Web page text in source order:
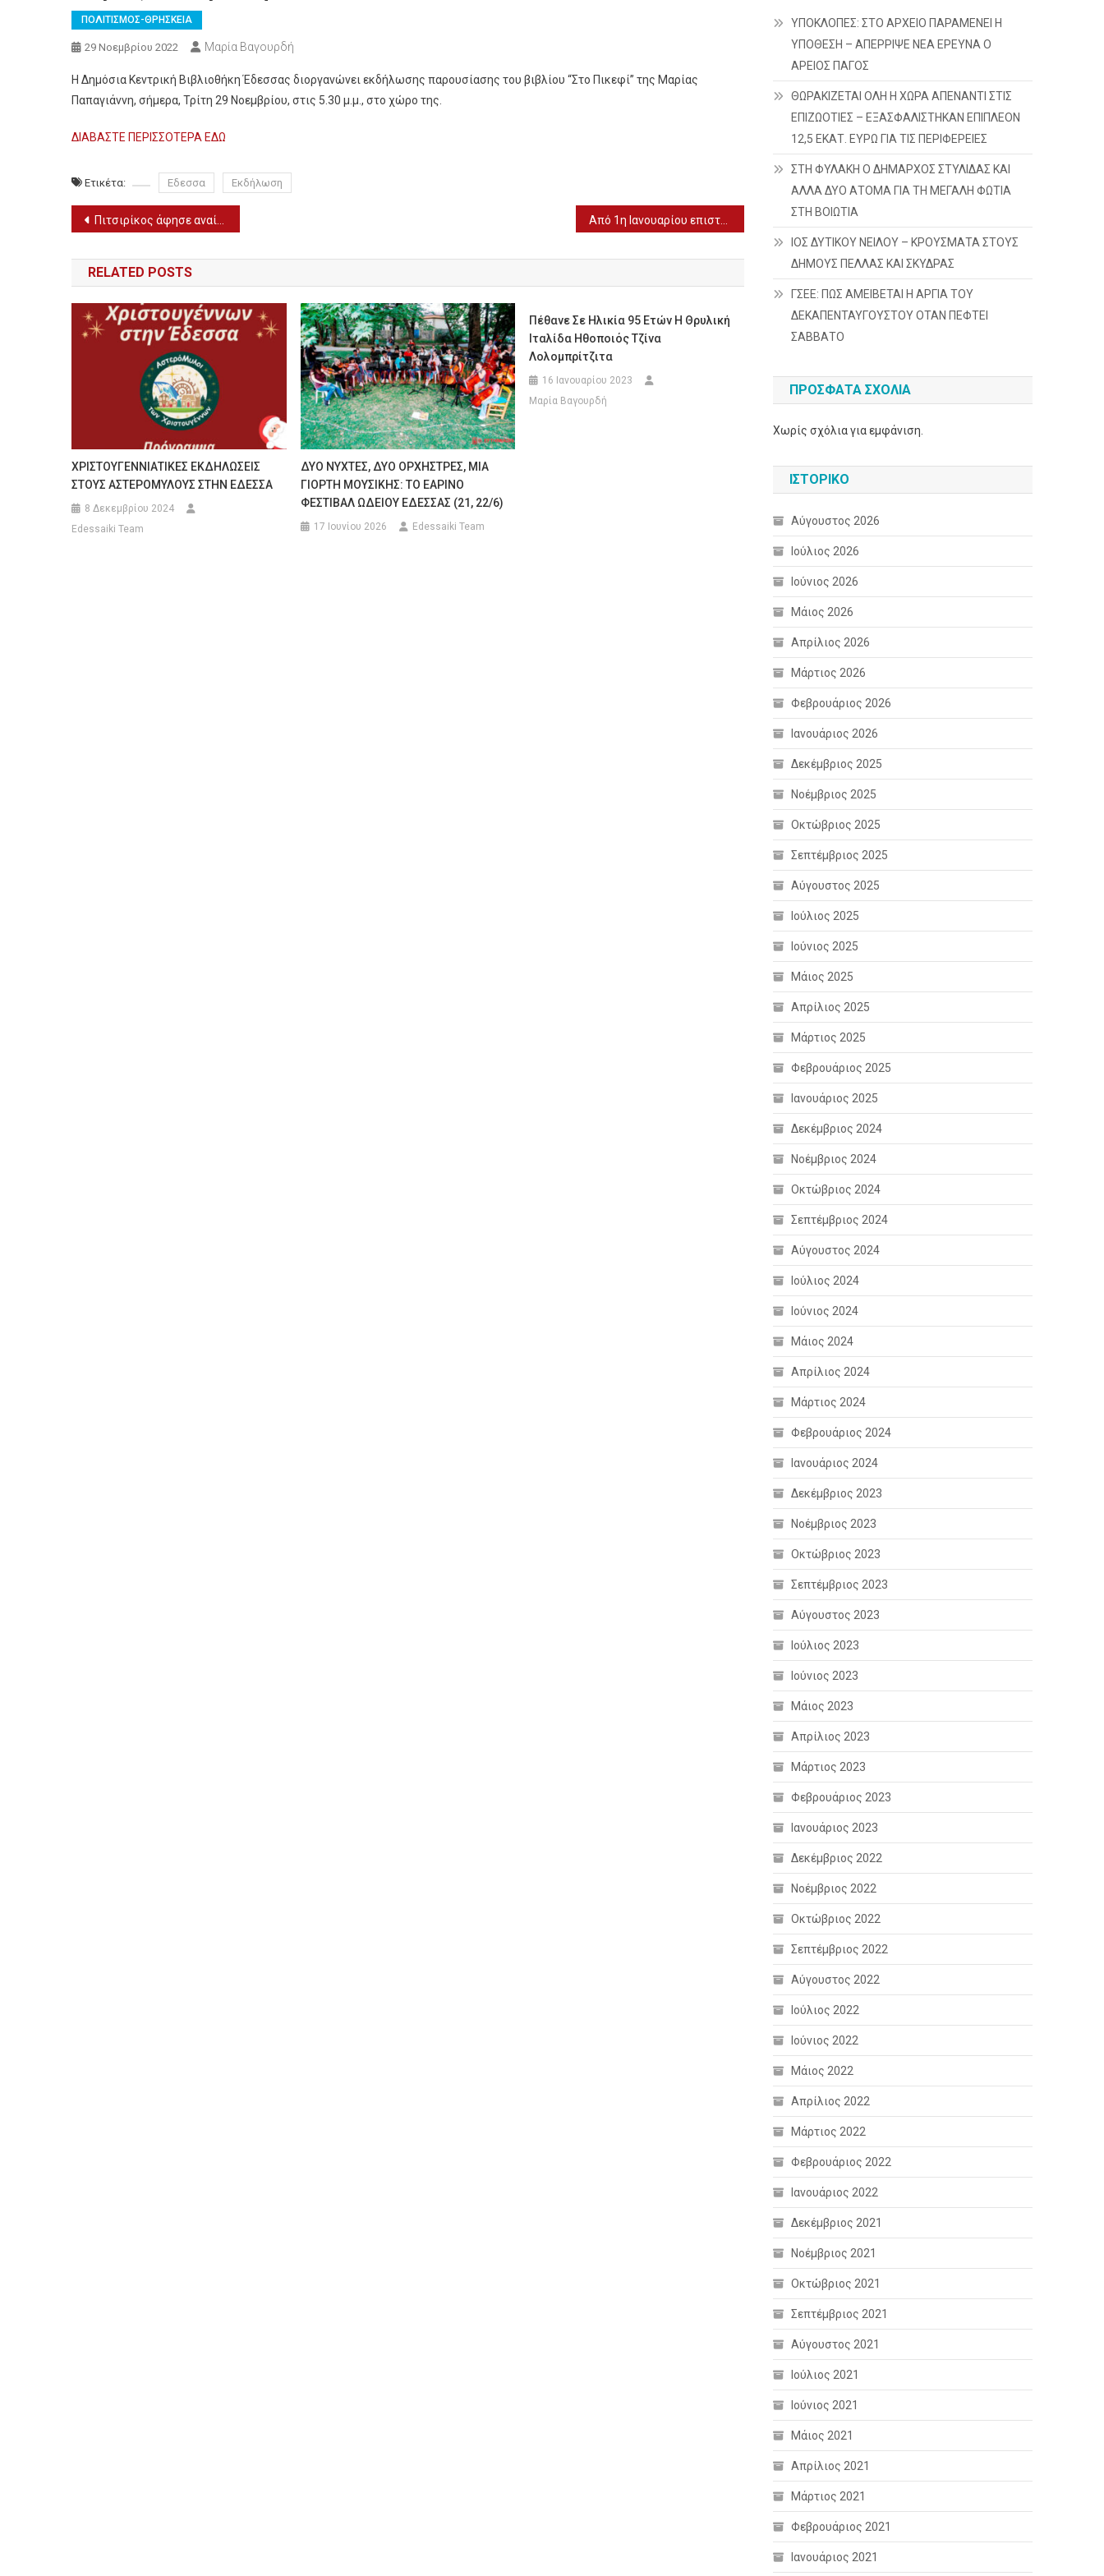
ΠΟΛΙΤΙΣΜΟΣ-ΘΡΗΣΚΕΙΑ
29 Νοεμβρίου 2022 Μαρία Βαγουρδή
Η Δημόσια Κεντρική Βιβλιοθήκη Έδεσσας διοργανώνει εκδήλωσης παρουσίασης του βιβλίου “Στο Πικεφί” της Μαρίας
Παπαγιάννη, σήμερα, Τρίτη 29 Νοεμβρίου, στις 5.30 μ.μ., στο χώρο της.
ΔΙΑΒΑΣΤΕ ΠΕΡΙΣΣΟΤΕΡΑ ΕΔΩ
Ετικέτα: Εδεσσα Εκδήλωση
Πλοήγηση
άρθρων
Πιτσιρίκος άφησε αναίσθητη ηλικιωμένη για να αρπάξει 10 ευρώ Από 1η Ιανουαρίου επιστρέφουν οι ανεμβολίαστοι υγειονομικοί
RELATED POSTS
ΧΡΙΣΤΟΥΓΕΝΝΙΑΤΙΚΕΣ ΕΚΔΗΛΩΣΕΙΣ
ΣΤΟΥΣ ΑΣΤΕΡΟΜΥΛΟΥΣ ΣΤΗΝ ΕΔΕΣΣΑ
8 Δεκεμβρίου 2024
Edessaiki Team
ΔΥΟ ΝΥΧΤΕΣ, ΔΥΟ ΟΡΧΗΣΤΡΕΣ, ΜΙΑ
ΓΙΟΡΤΗ ΜΟΥΣΙΚΗΣ: ΤΟ ΕΑΡΙΝΟ
ΦΕΣΤΙΒΑΛ ΩΔΕΙΟΥ ΕΔΕΣΣΑΣ (21, 22/6)
17 Ιουνίου 2026 Edessaiki Team
Πέθανε Σε Ηλικία 95 Ετών Η Θρυλική
Ιταλίδα Ηθοποιός Τζίνα
Λολομπρίτζιτα
16 Ιανουαρίου 2023
Μαρία Βαγουρδή
ΥΠΟΚΛΟΠΕΣ: ΣΤΟ ΑΡΧΕΙΟ ΠΑΡΑΜΕΝΕΙ Η
ΥΠΟΘΕΣΗ – ΑΠΕΡΡΙΨΕ ΝΕΑ ΕΡΕΥΝΑ Ο
ΑΡΕΙΟΣ ΠΑΓΟΣ
ΘΩΡΑΚΙΖΕΤΑΙ ΟΛΗ Η ΧΩΡΑ ΑΠΕΝΑΝΤΙ ΣΤΙΣ
ΕΠΙΖΩΟΤΙΕΣ – ΕΞΑΣΦΑΛΙΣΤΗΚΑΝ ΕΠΙΠΛΕΟΝ
12,5 ΕΚΑΤ. ΕΥΡΩ ΓΙΑ ΤΙΣ ΠΕΡΙΦΕΡΕΙΕΣ
ΣΤΗ ΦΥΛΑΚΗ Ο ΔΗΜΑΡΧΟΣ ΣΤΥΛΙΔΑΣ ΚΑΙ
ΑΛΛΑ ΔΥΟ ΑΤΟΜΑ ΓΙΑ ΤΗ ΜΕΓΑΛΗ ΦΩΤΙΑ
ΣΤΗ ΒΟΙΩΤΙΑ
ΙΟΣ ΔΥΤΙΚΟΥ ΝΕΙΛΟΥ – ΚΡΟΥΣΜΑΤΑ ΣΤΟΥΣ
ΔΗΜΟΥΣ ΠΕΛΛΑΣ ΚΑΙ ΣΚΥΔΡΑΣ
ΓΣΕΕ: ΠΩΣ ΑΜΕΙΒΕΤΑΙ Η ΑΡΓΙΑ ΤΟΥ
ΔΕΚΑΠΕΝΤΑΥΓΟΥΣΤΟΥ ΟΤΑΝ ΠΕΦΤΕΙ
ΣΑΒΒΑΤΟ
ΠΡΌΣΦΑΤΑ ΣΧΌΛΙΑ
Χωρίς σχόλια για εμφάνιση.
ΙΣΤΟΡΙΚΌ
Αύγουστος 2026
Ιούλιος 2026
Ιούνιος 2026
Μάιος 2026
Απρίλιος 2026
Μάρτιος 2026
Φεβρουάριος 2026
Ιανουάριος 2026
Δεκέμβριος 2025
Νοέμβριος 2025
Οκτώβριος 2025
Σεπτέμβριος 2025
Αύγουστος 2025
Ιούλιος 2025
Ιούνιος 2025
Μάιος 2025
Απρίλιος 2025
Μάρτιος 2025
Φεβρουάριος 2025
Ιανουάριος 2025
Δεκέμβριος 2024
Νοέμβριος 2024
Οκτώβριος 2024
Σεπτέμβριος 2024
Αύγουστος 2024
Ιούλιος 2024
Ιούνιος 2024
Μάιος 2024
Απρίλιος 2024
Μάρτιος 2024
Φεβρουάριος 2024
Ιανουάριος 2024
Δεκέμβριος 2023
Νοέμβριος 2023
Οκτώβριος 2023
Σεπτέμβριος 2023
Αύγουστος 2023
Ιούλιος 2023
Ιούνιος 2023
Μάιος 2023
Απρίλιος 2023
Μάρτιος 2023
Φεβρουάριος 2023
Ιανουάριος 2023
Δεκέμβριος 2022
Νοέμβριος 2022
Οκτώβριος 2022
Σεπτέμβριος 2022
Αύγουστος 2022
Ιούλιος 2022
Ιούνιος 2022
Μάιος 2022
Απρίλιος 2022
Μάρτιος 2022
Φεβρουάριος 2022
Ιανουάριος 2022
Δεκέμβριος 2021
Νοέμβριος 2021
Οκτώβριος 2021
Σεπτέμβριος 2021
Αύγουστος 2021
Ιούλιος 2021
Ιούνιος 2021
Μάιος 2021
Απρίλιος 2021
Μάρτιος 2021
Φεβρουάριος 2021
Ιανουάριος 2021